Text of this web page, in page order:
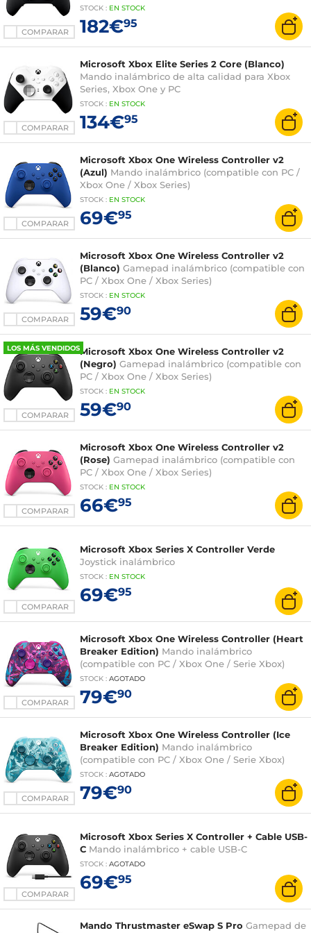
COMPARAR
STOCK : EN STOCK
182€95
COMPARAR
Microsoft Xbox Elite Series 2 Core (Blanco)
Mando inalámbrico de alta calidad para Xbox
Series, Xbox One y PC
STOCK : EN STOCK
134€95
COMPARAR
Microsoft Xbox One Wireless Controller v2
(Azul) Mando inalámbrico (compatible con PC /
Xbox One / Xbox Series)
STOCK : EN STOCK
69€95
COMPARAR
Microsoft Xbox One Wireless Controller v2
(Blanco) Gamepad inalámbrico (compatible con
PC / Xbox One / Xbox Series)
STOCK : EN STOCK
59€90
LOS MÁS VENDIDOS
COMPARAR
Microsoft Xbox One Wireless Controller v2
(Negro) Gamepad inalámbrico (compatible con
PC / Xbox One / Xbox Series)
STOCK : EN STOCK
59€90
COMPARAR
Microsoft Xbox One Wireless Controller v2
(Rose) Gamepad inalámbrico (compatible con
PC / Xbox One / Xbox Series)
STOCK : EN STOCK
66€95
COMPARAR
Microsoft Xbox Series X Controller Verde
Joystick inalámbrico
STOCK : EN STOCK
69€95
COMPARAR
Microsoft Xbox One Wireless Controller (Heart
Breaker Edition) Mando inalámbrico
(compatible con PC / Xbox One / Serie Xbox)
STOCK : AGOTADO
79€90
COMPARAR
Microsoft Xbox One Wireless Controller (Ice
Breaker Edition) Mando inalámbrico
(compatible con PC / Xbox One / Serie Xbox)
STOCK : AGOTADO
79€90
COMPARAR
Microsoft Xbox Series X Controller + Cable USB-
C Mando inalámbrico + cable USB-C
STOCK : AGOTADO
69€95
Mando Thrustmaster eSwap S Pro Gamepad de